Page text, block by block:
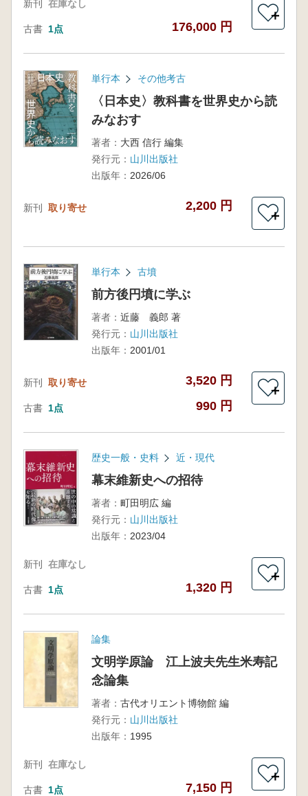
新刊 在庫なし
古書 1点 176,000 円
＋
単行本 その他考古
〈日本史〉教科書を世界史から読
みなおす
著者： 大西 信行 編集
発行元： 山川出版社
出版年： 2026/06
新刊 取り寄せ 2,200 円
＋
単行本 古墳
前方後円墳に学ぶ
著者： 近藤 義郎 著
発行元： 山川出版社
出版年： 2001/01
新刊 取り寄せ 3,520 円
古書 1点 990 円
＋
歴史一般・史料 近・現代
幕末維新史への招待
著者： 町田明広 編
発行元： 山川出版社
出版年： 2023/04
新刊 在庫なし
古書 1点 1,320 円
＋
論集
文明学原論 江上波夫先生米寿記
念論集
著者： 古代オリエント博物館 編
発行元： 山川出版社
出版年： 1995
新刊 在庫なし
古書 1点 7,150 円
＋